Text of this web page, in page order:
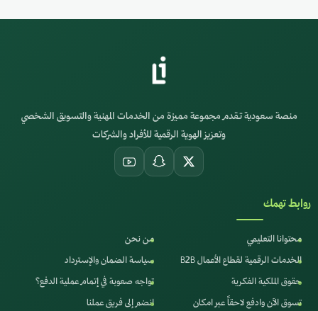
منصة سعودية تقدم مجموعة مميزة من الخدمات المهنية والتسويق الشخصي
وتعزيز الهوية الرقمية للأفراد والشركات
روابط تهمك
محتوانا التعليمي
من نحن
الخدمات الرقمية لقطاع الأعمال B2B
سياسة الضمان والإسترداد
حقوق الملكية الفكرية
تواجه صعوبة في إتمام عملية الدفع؟
تسوق الآن وادفع لاحقاً عبر امكان
انضم إلى فريق عملنا